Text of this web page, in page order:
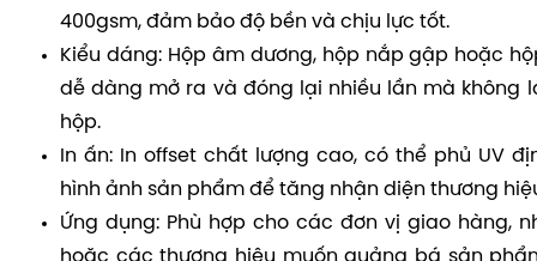
400gsm, đảm bảo độ bền và chịu lực tốt.
Kiểu dáng: Hộp âm dương, hộp nắp gập hoặc
dễ dàng mở ra và đóng lại nhiều lần mà không
hộp.
In ấn: In offset chất lượng cao, có thể phủ UV
hình ảnh sản phẩm để tăng nhận diện thương
Ứng dụng: Phù hợp cho các đơn vị giao hàng,
hoặc các thương hiệu muốn quảng bá sản